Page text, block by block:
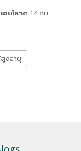
คนโหวต 14 คน
สูงอายุ